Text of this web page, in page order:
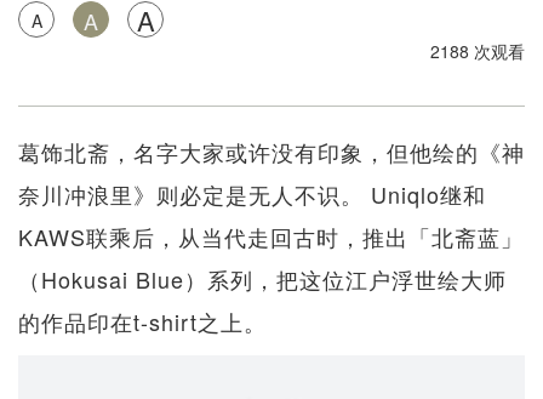
A A A
2188 次观看
葛饰北斋，名字大家或许没有印象，但他绘的《神
奈川冲浪里》则必定是无人不识。 Uniqlo继和
KAWS联乘后，从当代走回古时，推出「北斋蓝」
（Hokusai Blue）系列，把这位江户浮世绘大师
的作品印在t-shirt之上。